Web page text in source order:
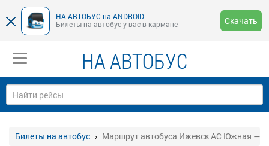
НА-АВТОБУС на ANDROID
Билеты на автобус у вас в кармане
Скачать
НА АВТОБУС
Билеты на автобус Маршрут автобуса Ижевск АС Южная —